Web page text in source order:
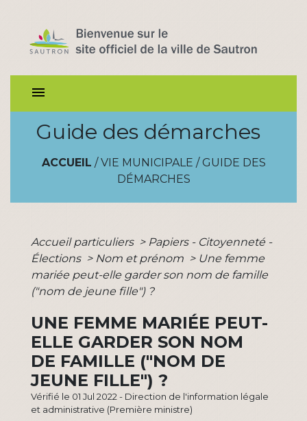
menu
Guide des démarches
ACCUEIL / VIE MUNICIPALE / GUIDE DES
DÉMARCHES
Accueil particuliers > Papiers - Citoyenneté -
Élections > Nom et prénom > Une femme
mariée peut-elle garder son nom de famille
("nom de jeune fille") ?
UNE FEMME MARIÉE PEUT-
ELLE GARDER SON NOM
DE FAMILLE ("NOM DE
JEUNE FILLE") ?
Vérifié le 01 Jul 2022 - Direction de l'information légale
et administrative (Première ministre)